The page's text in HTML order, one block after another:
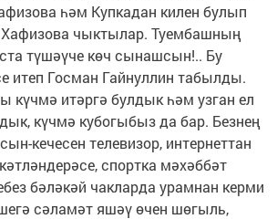
һәм Купкадан килен булып
Хафизова чыктылар. Туембашның
түшәүче көч сынашсын!.. Бу
итеп Госман Гайнуллин табылды.
күчмә итәргә булдык һәм узган ел
күчмә кубогыбыз да бар. Безнең
кечесен телевизор, интернеттан
спортка мәхәббәт
бәләкәй чакларда урамнан керми
сәламәт яшәү өчен шөгыль,